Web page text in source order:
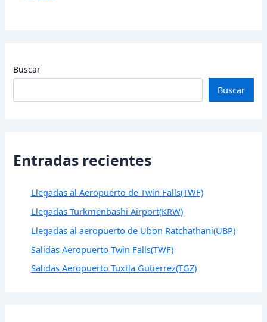
Buscar
Buscar
Entradas recientes
Llegadas al Aeropuerto de Twin Falls(TWF)
Llegadas Turkmenbashi Airport(KRW)
Llegadas al aeropuerto de Ubon Ratchathani(UBP)
Salidas Aeropuerto Twin Falls(TWF)
Salidas Aeropuerto Tuxtla Gutierrez(TGZ)